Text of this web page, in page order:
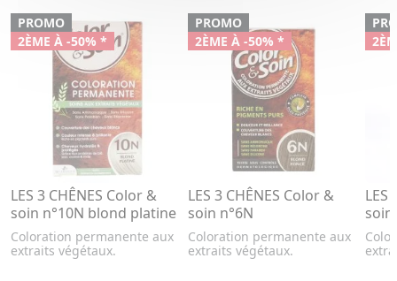
PROMO
2ÈME À -50% *
LES 3 CHÊNES Color &
soin n°10N blond platine
Coloration permanente aux
extraits végétaux.
PROMO
2ÈME À -50% *
LES 3 CHÊNES Color &
soin n°6N
Coloration permanente aux
extraits végétaux.
LES
soin